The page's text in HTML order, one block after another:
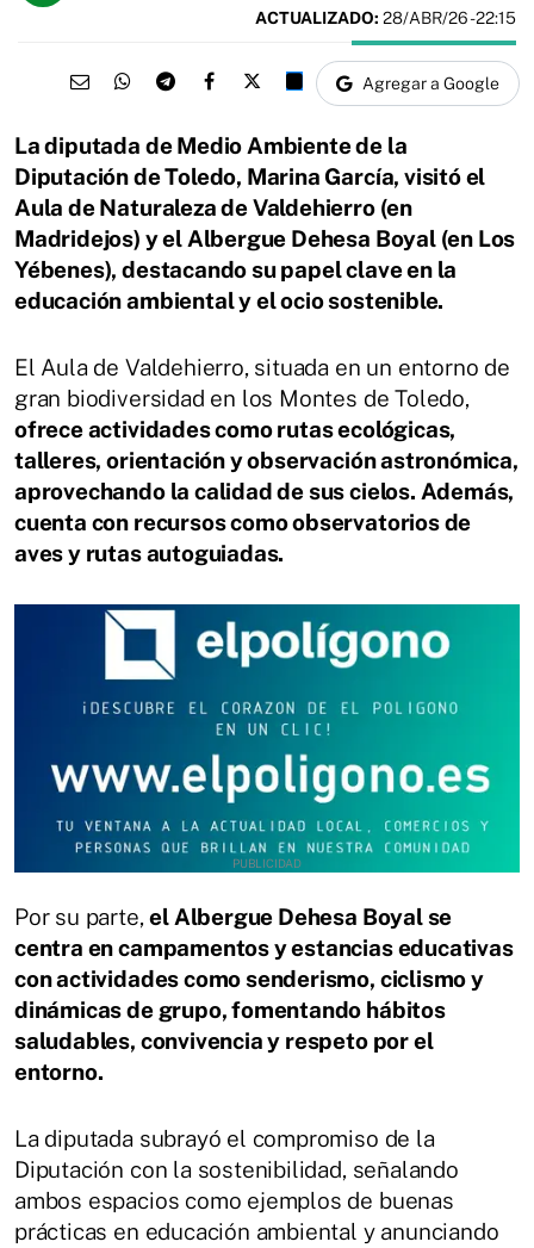
ACTUALIZADO: 28/ABR/26 - 22:15
Agregar a Google
La diputada de Medio Ambiente de la
Diputación de Toledo, Marina García, visitó el
Aula de Naturaleza de Valdehierro (en
Madridejos) y el Albergue Dehesa Boyal (en Los
Yébenes), destacando su papel clave en la
educación ambiental y el ocio sostenible.
El Aula de Valdehierro, situada en un entorno de
gran biodiversidad en los Montes de Toledo,
ofrece actividades como rutas ecológicas,
talleres, orientación y observación astronómica,
aprovechando la calidad de sus cielos. Además,
cuenta con recursos como observatorios de
aves y rutas autoguiadas.
Por su parte,el Albergue Dehesa Boyal se
centra en campamentos y estancias educativas
con actividades como senderismo, ciclismo y
dinámicas de grupo, fomentando hábitos
saludables, convivencia y respeto por el
entorno.
La diputada subrayó el compromiso de la
Diputación con la sostenibilidad, señalando
ambos espacios como ejemplos de buenas
prácticas en educación ambiental y anunciando